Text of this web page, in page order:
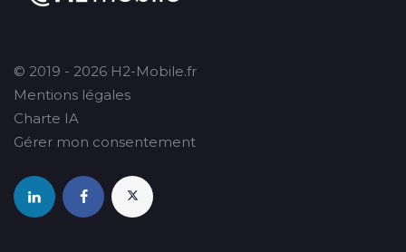
© 2019 - 2026 H2-Mobile.fr
Mentions légales
Charte IA
Gérer mon consentement